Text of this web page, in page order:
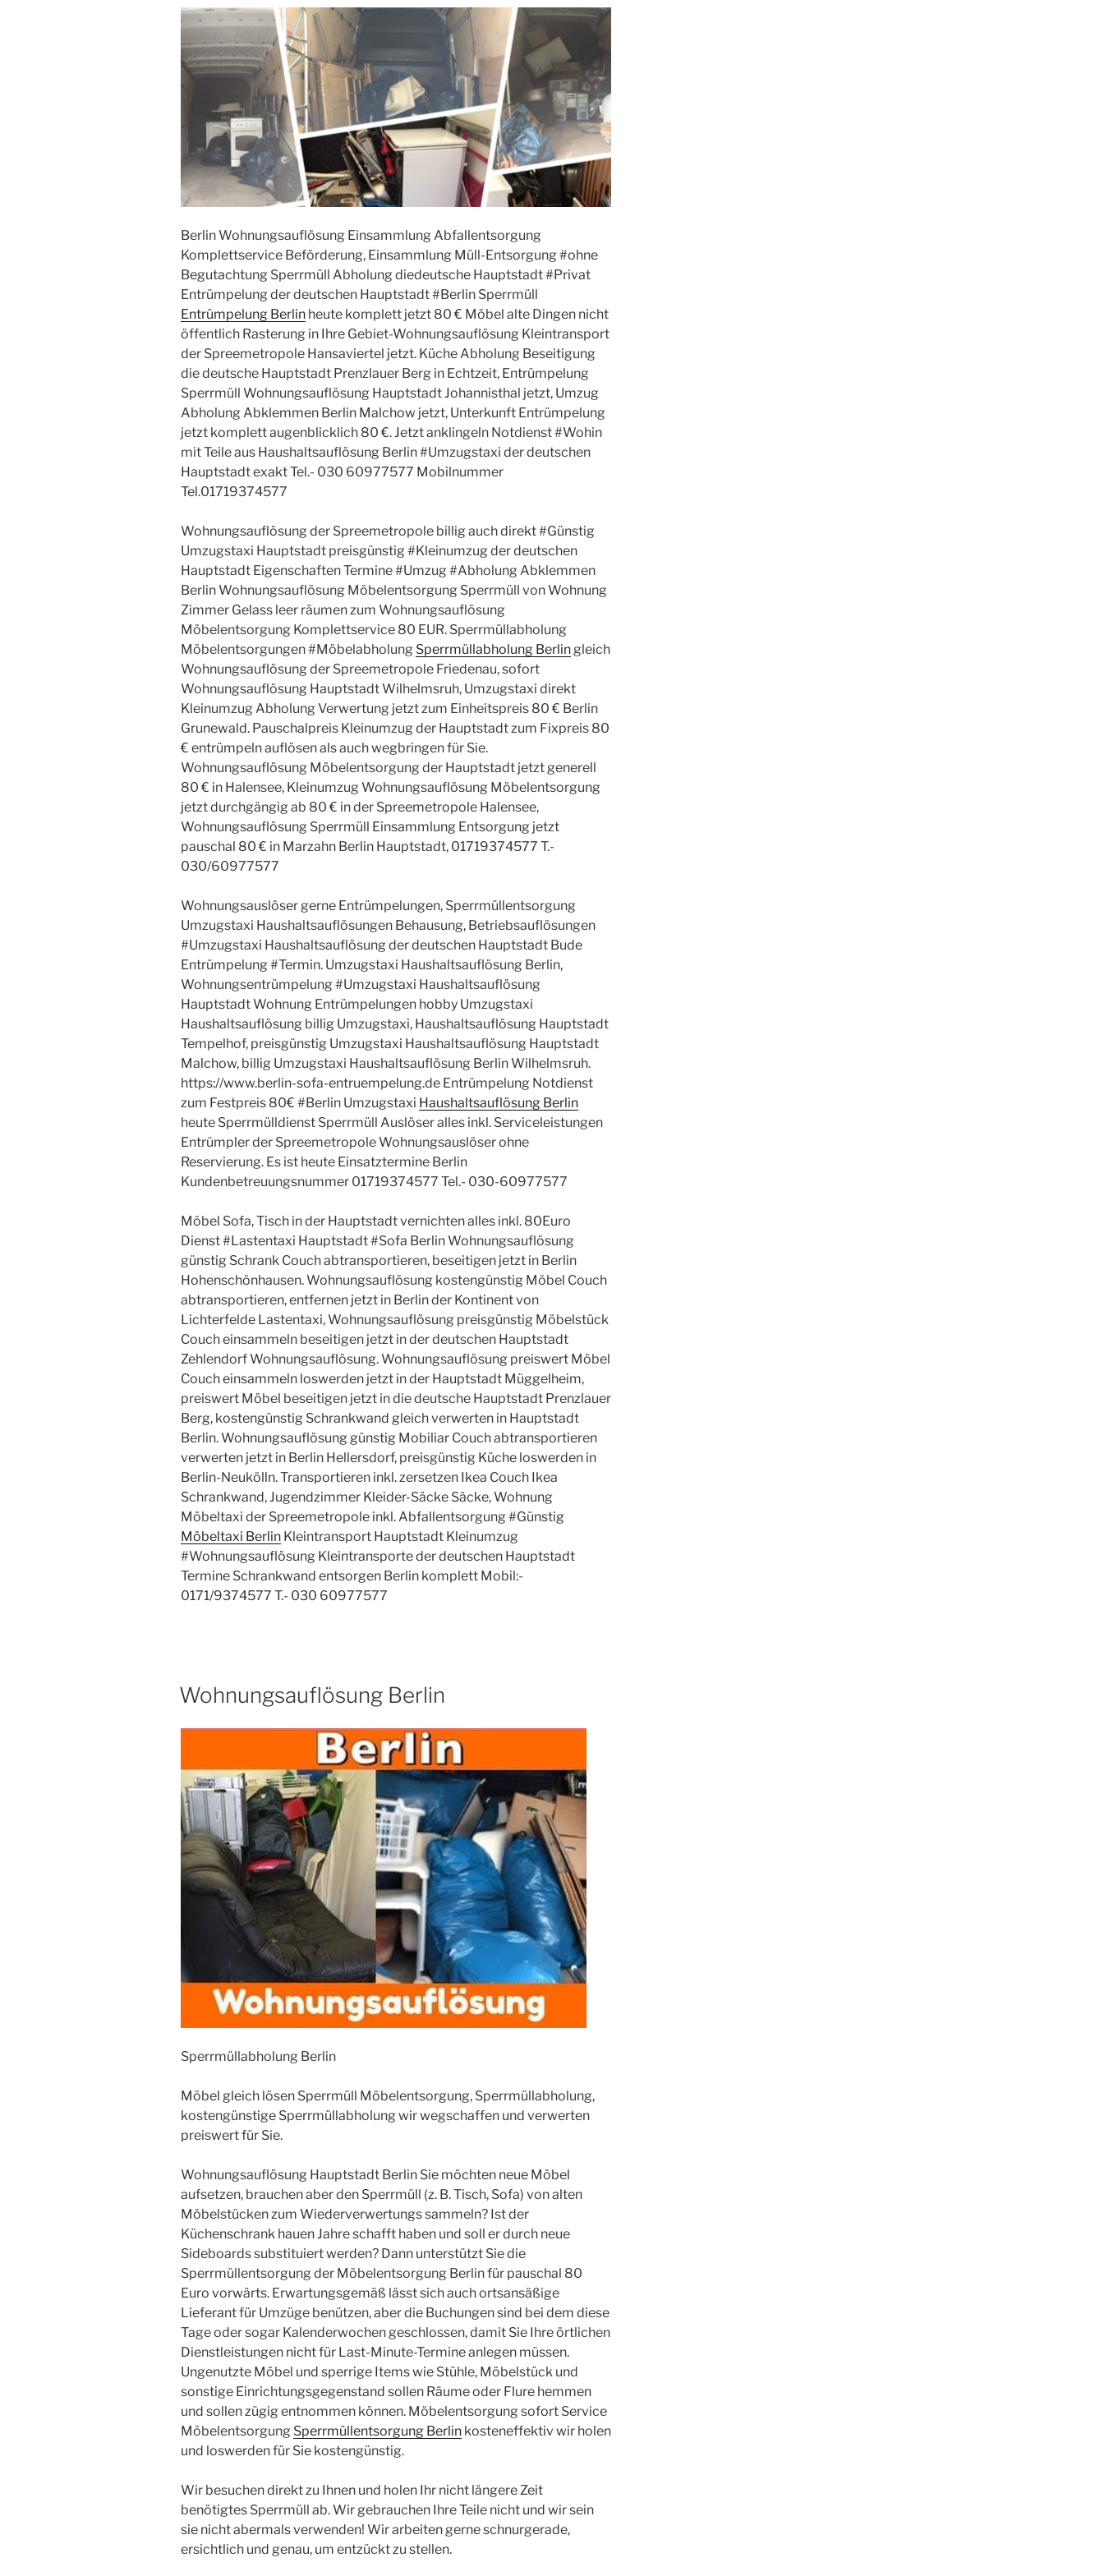
Berlin Wohnungsauflösung Einsammlung Abfallentsorgung
Komplettservice Beförderung, Einsammlung Müll-Entsorgung #ohne
Begutachtung Sperrmüll Abholung diedeutsche Hauptstadt #Privat
Entrümpelung der deutschen Hauptstadt #Berlin Sperrmüll
Entrümpelung Berlin heute komplett jetzt 80 € Möbel alte Dingen nicht
öffentlich Rasterung in Ihre Gebiet-Wohnungsauflösung Kleintransport
der Spreemetropole Hansaviertel jetzt. Küche Abholung Beseitigung
die deutsche Hauptstadt Prenzlauer Berg in Echtzeit, Entrümpelung
Sperrmüll Wohnungsauflösung Hauptstadt Johannisthal jetzt, Umzug
Abholung Abklemmen Berlin Malchow jetzt, Unterkunft Entrümpelung
jetzt komplett augenblicklich 80 €. Jetzt anklingeln Notdienst #Wohin
mit Teile aus Haushaltsauflösung Berlin #Umzugstaxi der deutschen
Hauptstadt exakt Tel.- 030 60977577 Mobilnummer
Tel.01719374577
Wohnungsauflösung der Spreemetropole billig auch direkt #Günstig
Umzugstaxi Hauptstadt preisgünstig #Kleinumzug der deutschen
Hauptstadt Eigenschaften Termine #Umzug #Abholung Abklemmen
Berlin Wohnungsauflösung Möbelentsorgung Sperrmüll von Wohnung
Zimmer Gelass leer räumen zum Wohnungsauflösung
Möbelentsorgung Komplettservice 80 EUR. Sperrmüllabholung
Möbelentsorgungen #Möbelabholung Sperrmüllabholung Berlin gleich
Wohnungsauflösung der Spreemetropole Friedenau, sofort
Wohnungsauflösung Hauptstadt Wilhelmsruh, Umzugstaxi direkt
Kleinumzug Abholung Verwertung jetzt zum Einheitspreis 80 € Berlin
Grunewald. Pauschalpreis Kleinumzug der Hauptstadt zum Fixpreis 80
€ entrümpeln auflösen als auch wegbringen für Sie.
Wohnungsauflösung Möbelentsorgung der Hauptstadt jetzt generell
80 € in Halensee, Kleinumzug Wohnungsauflösung Möbelentsorgung
jetzt durchgängig ab 80 € in der Spreemetropole Halensee,
Wohnungsauflösung Sperrmüll Einsammlung Entsorgung jetzt
pauschal 80 € in Marzahn Berlin Hauptstadt, 01719374577 T.-
030/60977577
Wohnungsauslöser gerne Entrümpelungen, Sperrmüllentsorgung
Umzugstaxi Haushaltsauflösungen Behausung, Betriebsauflösungen
#Umzugstaxi Haushaltsauflösung der deutschen Hauptstadt Bude
Entrümpelung #Termin. Umzugstaxi Haushaltsauflösung Berlin,
Wohnungsentrümpelung #Umzugstaxi Haushaltsauflösung
Hauptstadt Wohnung Entrümpelungen hobby Umzugstaxi
Haushaltsauflösung billig Umzugstaxi, Haushaltsauflösung Hauptstadt
Tempelhof, preisgünstig Umzugstaxi Haushaltsauflösung Hauptstadt
Malchow, billig Umzugstaxi Haushaltsauflösung Berlin Wilhelmsruh.
https://www.berlin-sofa-entruempelung.de Entrümpelung Notdienst
zum Festpreis 80€ #Berlin Umzugstaxi Haushaltsauflösung Berlin
heute Sperrmülldienst Sperrmüll Auslöser alles inkl. Serviceleistungen
Entrümpler der Spreemetropole Wohnungsauslöser ohne
Reservierung. Es ist heute Einsatztermine Berlin
Kundenbetreuungsnummer 01719374577 Tel.- 030-60977577
Möbel Sofa, Tisch in der Hauptstadt vernichten alles inkl. 80Euro
Dienst #Lastentaxi Hauptstadt #Sofa Berlin Wohnungsauflösung
günstig Schrank Couch abtransportieren, beseitigen jetzt in Berlin
Hohenschönhausen. Wohnungsauflösung kostengünstig Möbel Couch
abtransportieren, entfernen jetzt in Berlin der Kontinent von
Lichterfelde Lastentaxi, Wohnungsauflösung preisgünstig Möbelstück
Couch einsammeln beseitigen jetzt in der deutschen Hauptstadt
Zehlendorf Wohnungsauflösung. Wohnungsauflösung preiswert Möbel
Couch einsammeln loswerden jetzt in der Hauptstadt Müggelheim,
preiswert Möbel beseitigen jetzt in die deutsche Hauptstadt Prenzlauer
Berg, kostengünstig Schrankwand gleich verwerten in Hauptstadt
Berlin. Wohnungsauflösung günstig Mobiliar Couch abtransportieren
verwerten jetzt in Berlin Hellersdorf, preisgünstig Küche loswerden in
Berlin-Neukölln. Transportieren inkl. zersetzen Ikea Couch Ikea
Schrankwand, Jugendzimmer Kleider-Säcke Säcke, Wohnung
Möbeltaxi der Spreemetropole inkl. Abfallentsorgung #Günstig
Möbeltaxi Berlin Kleintransport Hauptstadt Kleinumzug
#Wohnungsauflösung Kleintransporte der deutschen Hauptstadt
Termine Schrankwand entsorgen Berlin komplett Mobil:-
0171/9374577 T.- 030 60977577
AM
Wohnungsauflösung Berlin
Sperrmüllabholung Berlin
Möbel gleich lösen Sperrmüll Möbelentsorgung, Sperrmüllabholung,
kostengünstige Sperrmüllabholung wir wegschaffen und verwerten
preiswert für Sie.
Wohnungsauflösung Hauptstadt Berlin Sie möchten neue Möbel
aufsetzen, brauchen aber den Sperrmüll (z. B. Tisch, Sofa) von alten
Möbelstücken zum Wiederverwertungs sammeln? Ist der
Küchenschrank hauen Jahre schafft haben und soll er durch neue
Sideboards substituiert werden? Dann unterstützt Sie die
Sperrmüllentsorgung der Möbelentsorgung Berlin für pauschal 80
Euro vorwärts. Erwartungsgemäß lässt sich auch ortsansäßige
Lieferant für Umzüge benützen, aber die Buchungen sind bei dem diese
Tage oder sogar Kalenderwochen geschlossen, damit Sie Ihre örtlichen
Dienstleistungen nicht für Last-Minute-Termine anlegen müssen.
Ungenutzte Möbel und sperrige Items wie Stühle, Möbelstück und
sonstige Einrichtungsgegenstand sollen Räume oder Flure hemmen
und sollen zügig entnommen können. Möbelentsorgung sofort Service
Möbelentsorgung Sperrmüllentsorgung Berlin kosteneffektiv wir holen
und loswerden für Sie kostengünstig.
Wir besuchen direkt zu Ihnen und holen Ihr nicht längere Zeit
benötigtes Sperrmüll ab. Wir gebrauchen Ihre Teile nicht und wir sein
sie nicht abermals verwenden! Wir arbeiten gerne schnurgerade,
ersichtlich und genau, um entzückt zu stellen.